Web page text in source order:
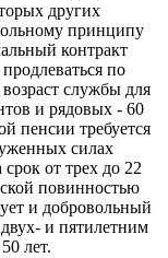
других
принципу
контракт
по
службы для
и рядовых - 60
пенсии требуется
силах
от трех до 22
повинностью
и добровольный
и пятилетним
лет.